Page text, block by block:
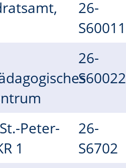
26-
S60011
26-
S60022
Peter-
1
26-
S6702